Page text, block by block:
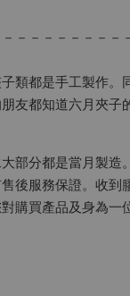
－－－－－－－－
類都是手工製作
友都知道六月夾子
部分都是當月製造
後服務保證。收到
購買產品及身為一